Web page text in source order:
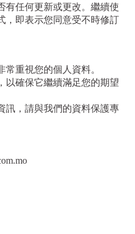
有任何更新或更改。繼續使
，即表示您同意受不時修訂
重視您的個人資料。
以確保它繼續滿足您的期望
訊，請與我們的資料保護專